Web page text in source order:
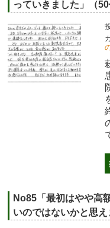
っていきました」（50
No85「最初はやや高
いのではないかと思え